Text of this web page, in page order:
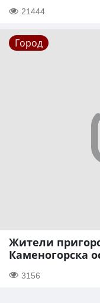
21444
Город
Жители
Каменогорска
3156